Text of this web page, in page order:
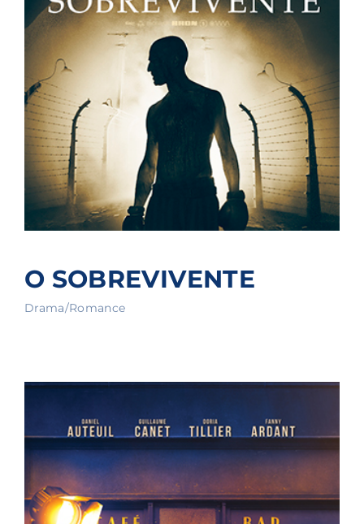
O SOBREVIVENTE
Drama/Romance